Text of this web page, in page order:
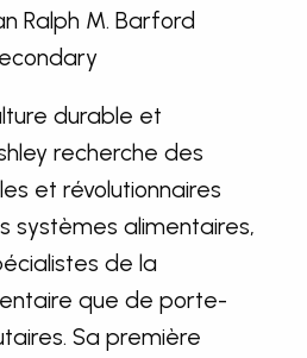
Ralph M. Barford
durable et
recherche des
et révolutionnaires
systèmes alimentaires,
de la
que de porte-
Sa première